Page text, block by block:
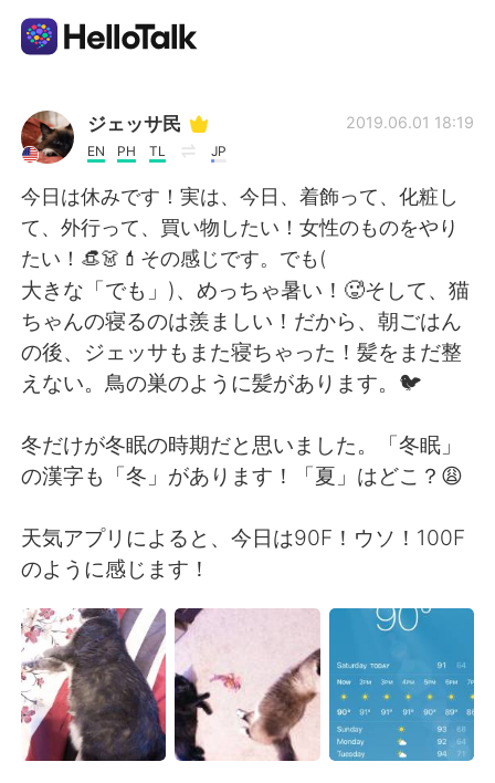
Dil Değişimi Uygulaması
AI Grammar Checker
Türkçe
English 简体中文
繁體中文 Español
العربية Français
한국어
ไทย Indonesia
Italiano Tiếng Việt
Português
ジェッサ民
EN PH TL JP
2019.06.01 18:19
今日は休みです！実は、今日、着飾って、化粧し
て、外行って、買い物したい！女性のものをやり
たい！👒👗💄その感じです。でも(
大きな「でも」)、めっちゃ暑い！🥵そして、猫
ちゃんの寝るのは羨ましい！だから、朝ごはん
の後、ジェッサもまた寝ちゃった！髪をまだ整
えない。鳥の巣のように髪があります。🐦
冬だけが冬眠の時期だと思いました。「冬眠」
の漢字も「冬」があります！「夏」はどこ？😩
天気アプリによると、今日は90F！ウソ！100F
のように感じます！